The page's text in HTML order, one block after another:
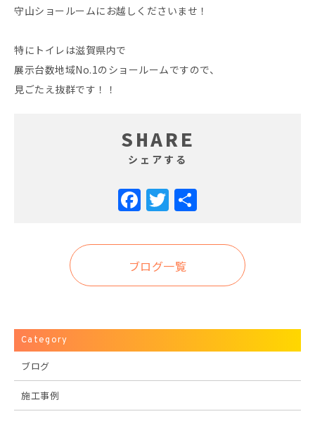
守山ショールームにお越しくださいませ！
特にトイレは滋賀県内で
展示台数地域No.1のショールームですので、
見ごたえ抜群です！！
SHARE
シェアする
Facebook
Twitter
ブログ一覧
Category
ブログ
施工事例